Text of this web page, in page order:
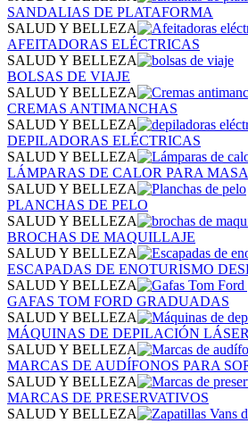
SANDALIAS DE PLATAFORMA
SALUD Y BELLEZA
AFEITADORAS ELÉCTRICAS
SALUD Y BELLEZA
BOLSAS DE VIAJE
SALUD Y BELLEZA
CREMAS ANTIMANCHAS
SALUD Y BELLEZA
DEPILADORAS ELÉCTRICAS
SALUD Y BELLEZA
LÁMPARAS DE CALOR PARA
SALUD Y BELLEZA
PLANCHAS DE PELO
SALUD Y BELLEZA
BROCHAS DE MAQUILLAJE
SALUD Y BELLEZA
ESCAPADAS DE ENOTURISMO
SALUD Y BELLEZA
GAFAS TOM FORD GRADUADAS
SALUD Y BELLEZA
MÁQUINAS DE DEPILACIÓN LÁSER
SALUD Y BELLEZA
MARCAS DE AUDÍFONOS PARA
SALUD Y BELLEZA
MARCAS DE PRESERVATIVOS
SALUD Y BELLEZA